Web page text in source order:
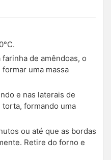
de amêndoas, o
uma massa
e nas laterais de
formando uma
ou até que as bordas
Retire do forno e